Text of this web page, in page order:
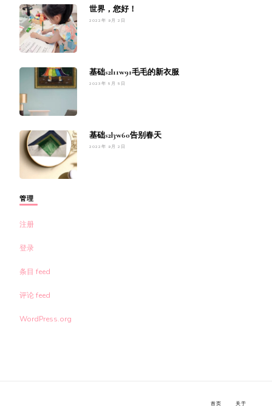
世界，您好！
2022年 9月 2日
基础s2l11w91毛毛的新衣服
2023年 5月 5日
基础s2l3w60告别春天
2022年 9月 2日
管理
注册
登录
条目 feed
评论 feed
WordPress.org
首页 关于